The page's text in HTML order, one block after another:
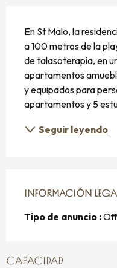
En St Malo, la
a 100 metros de la
de talasoterapia, en
apartamentos
y equipados para
apartamentos y 5
Seguir leyendo
INFORMACIÓN
INFORMACIÓN
Tipo de anuncio :
CAPACIDAD